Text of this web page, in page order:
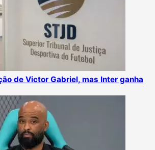
de Victor Gabriel, mas Inter ganha